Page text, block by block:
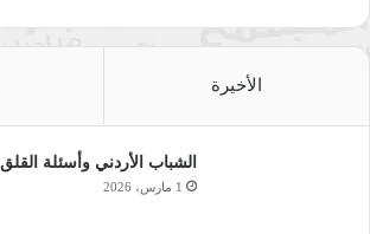
الأخيرة
الشباب الأردني وأسئلة القلق
1 مارس، 2026